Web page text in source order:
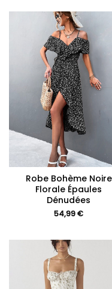
Robe Bohème Noire
Florale Épaules
Dénudées
54,99€